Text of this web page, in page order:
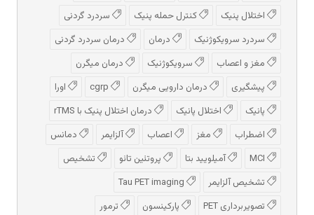
اختلال پنیک
کنترل حمله پنیک
سردرد گردنی
سردرد سرویکوژنیک
درمان
درمان سردرد گردنی
مغز و اعصاب
سرویکوژنیک
درمان میگرن
پیشگیری
درمان دارویی میگرن
اورا
پانیک
اختلال پانیک
درمان اختلال پنیک با rTMS
اضطراب
مغز اعصاب آلزایمر
دمانس
آمیلویید بتا پروتئین تائو
تشخیص
تشخیص آلزایمر
تصویربرداری PET
پارکینسون
ترمور